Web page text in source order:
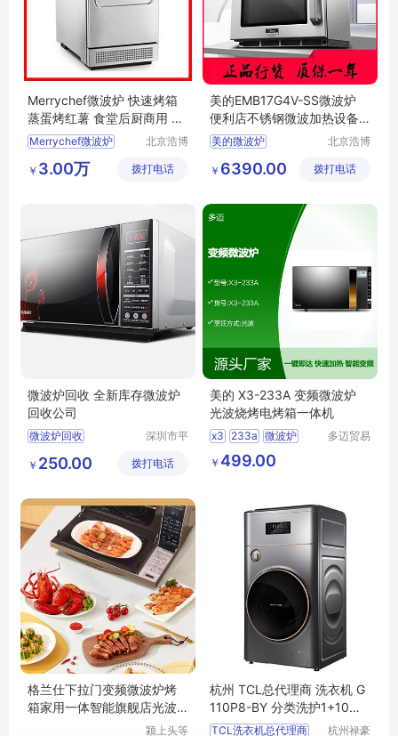
Merrychef微波炉 快速烤箱
蒸蛋烤红薯 食堂后厨商用 浩
博售后
Merrychef微波炉
商用微波炉
北京浩博
有限公司
￥ 3.00万 拨打电话
美的EMB17G4V-SS微波炉
便利店不锈钢微波加热设备
浩博送货上门
美的微波炉
SS微波炉
不锈钢微波炉
北京微波炉
北京浩博
有限公司
￥ 6390.00 拨打电话
微波炉回收 全新库存微波炉
回收公司
微波炉回收
深圳市平
限公司
￥ 250.00 拨打电话
美的 X3-233A 变频微波炉
光波烧烤电烤箱一体机
x3 233a 微波炉
电烤箱
一体机
多迈贸易
￥ 499.00
格兰仕下拉门变频微波炉烤
箱家用一体智能旗舰店光波
颍上头等
杭州 TCL总代理商 洗衣机 G
110P8-BY 分类洗护1+10公
斤 房地产促销礼品 营销方案
TCL洗衣机总代理商 杭州禄豪